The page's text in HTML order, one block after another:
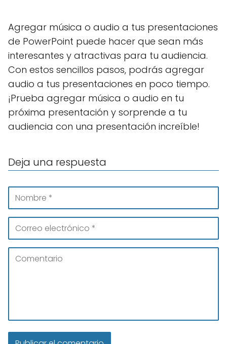
Agregar música o audio a tus presentaciones
de PowerPoint puede hacer que sean más
interesantes y atractivas para tu audiencia.
Con estos sencillos pasos, podrás agregar
audio a tus presentaciones en poco tiempo.
¡Prueba agregar música o audio en tu
próxima presentación y sorprende a tu
audiencia con una presentación increíble!
Deja una respuesta